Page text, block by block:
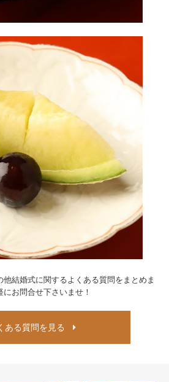
他結婚式に関する よくある質問をまとめま
にお問合せ下さいませ！
ある質問を見る